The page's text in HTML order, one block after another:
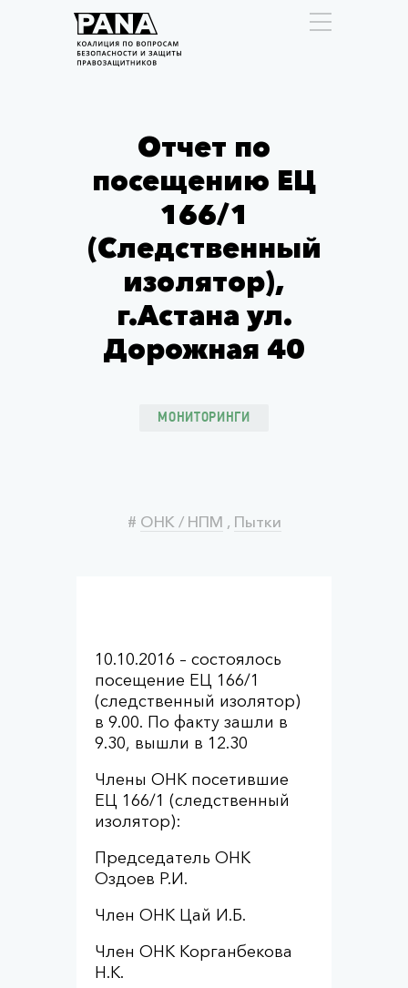
Отчет по
посещению ЕЦ
166/1
(Следственный
изолятор),
г.Астана ул.
Дорожная 40
МОНИТОРИНГИ
# ОНК / НПМ , Пытки
10.10.2016 – состоялось
посещение ЕЦ 166/1
(следственный изолятор)
в 9.00. По факту зашли в
9.30, вышли в 12.30
Члены ОНК посетившие
ЕЦ 166/1 (следственный
изолятор):
Председатель ОНК
Оздоев Р.И.
Член ОНК Цай И.Б.
Член ОНК Корганбекова
Н.К.